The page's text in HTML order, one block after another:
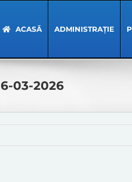
ACASĂ ADMINISTRAȚIE
03-2026